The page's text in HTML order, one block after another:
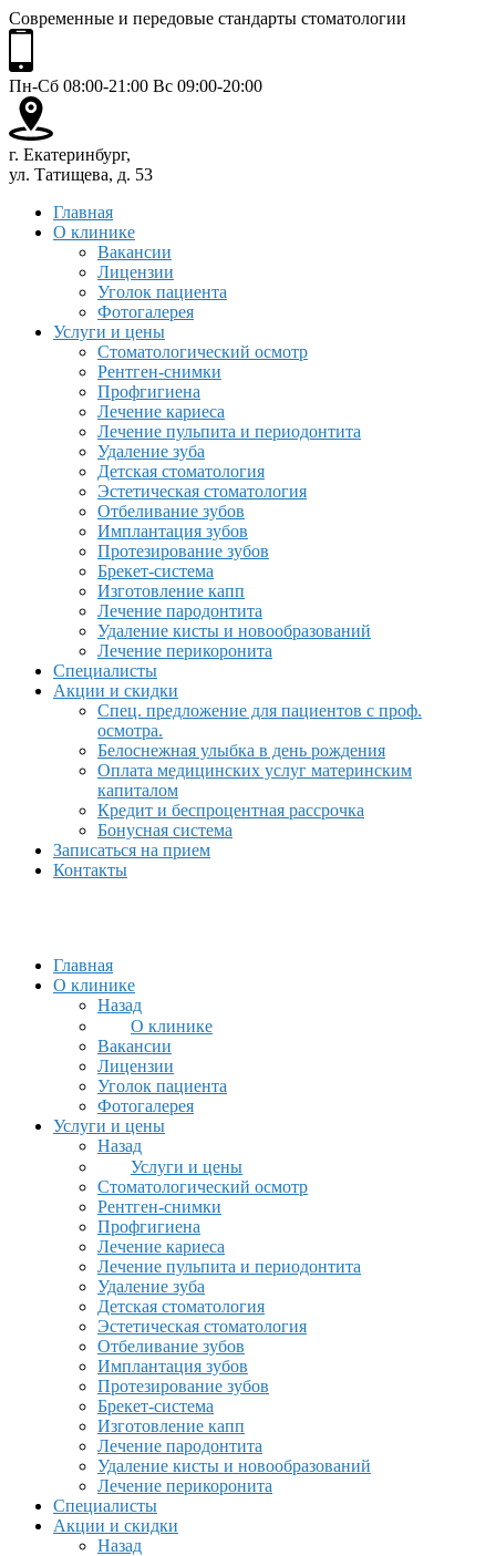
Современные и передовые стандарты стоматологии
Пн-Сб 08:00-21:00 Вс 09:00-20:00
г. Екатеринбург,
ул. Татищева, д. 53
Главная
О клинике
Вакансии
Лицензии
Уголок пациента
Фотогалерея
Услуги и цены
Стоматологический осмотр
Рентген-снимки
Профгигиена
Лечение кариеса
Лечение пульпита и периодонтита
Удаление зуба
Детская стоматология
Эстетическая стоматология
Отбеливание зубов
Имплантация зубов
Протезирование зубов
Брекет-система
Изготовление капп
Лечение пародонтита
Удаление кисты и новообразований
Лечение перикоронита
Специалисты
Акции и скидки
Спец. предложение для пациентов с проф.
осмотра.
Белоснежная улыбка в день рождения
Оплата медицинских услуг материнским
капиталом
Кредит и беспроцентная рассрочка
Бонусная система
Записаться на прием
Контакты
Главная
О клинике
Назад
О клинике
Вакансии
Лицензии
Уголок пациента
Фотогалерея
Услуги и цены
Назад
Услуги и цены
Стоматологический осмотр
Рентген-снимки
Профгигиена
Лечение кариеса
Лечение пульпита и периодонтита
Удаление зуба
Детская стоматология
Эстетическая стоматология
Отбеливание зубов
Имплантация зубов
Протезирование зубов
Брекет-система
Изготовление капп
Лечение пародонтита
Удаление кисты и новообразований
Лечение перикоронита
Специалисты
Акции и скидки
Назад